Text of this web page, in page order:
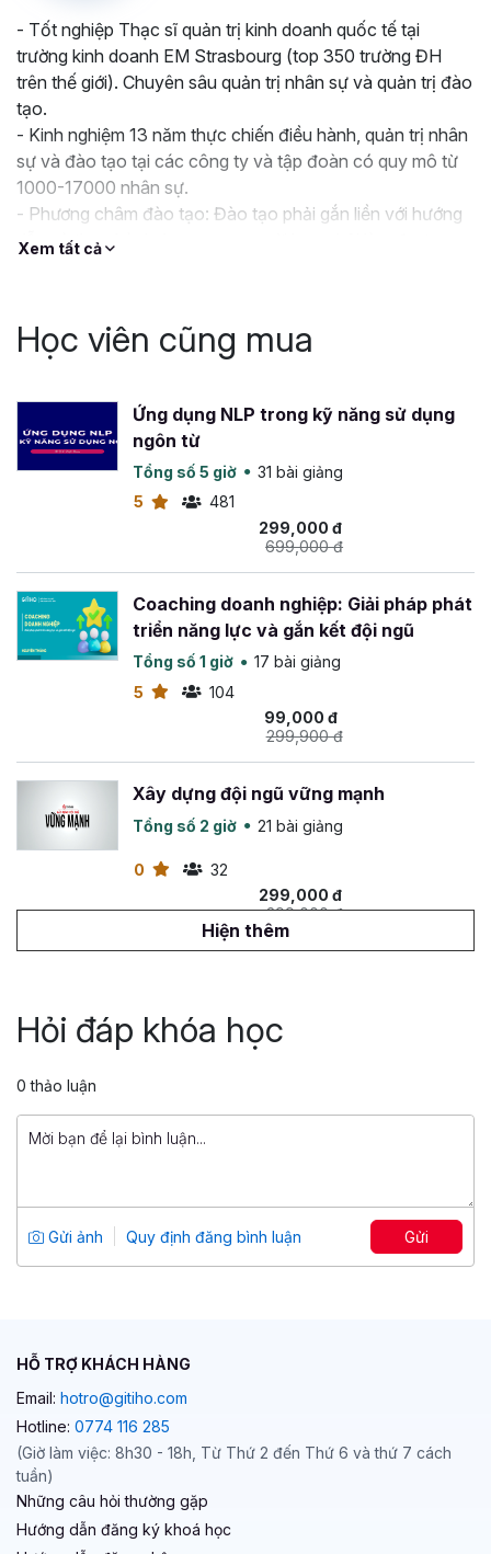
- Tốt nghiệp Thạc sĩ quản trị kinh doanh quốc tế tại
trường kinh doanh EM Strasbourg (top 350 trường ĐH
trên thế giới). Chuyên sâu quản trị nhân sự và quản trị đào
tạo.
- Kinh nghiệm 13 năm thực chiến điều hành, quản trị nhân
sự và đào tạo tại các công ty và tập đoàn có quy mô từ
1000-17000 nhân sự.
- Phương châm đào tạo: Đào tạo phải gắn liền với hướng
dẫn và thực hành, học xong người học phải làm được
Xem tất cả
Học viên cũng mua
Ứng dụng NLP trong kỹ năng sử dụng
ngôn từ
Tổng số 5 giờ
31 bài giảng
5
481
299,000 đ
699,000 đ
Coaching doanh nghiệp: Giải pháp phát
triển năng lực và gắn kết đội ngũ
Tổng số 1 giờ
17 bài giảng
5
104
99,000 đ
299,900 đ
Xây dựng đội ngũ vững mạnh
Tổng số 2 giờ 21 bài giảng
0
32
299,000 đ
299,000 đ
Tổng số 2 giờ
14 bài giảng
4.83
23
Hiện thêm
Hỏi đáp khóa học
0 thảo luận
Gửi ảnh Quy định đăng bình luận Gửi
HỖ TRỢ KHÁCH HÀNG
Email: hotro@gitiho.com
Hotline: 0774 116 285
(Giờ làm việc: 8h30 - 18h, Từ Thứ 2 đến Thứ 6 và thứ 7 cách
tuần)
Những câu hỏi thường gặp
Hướng dẫn đăng ký khoá học